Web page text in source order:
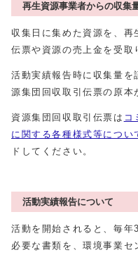
再生資源事業者からの収集
収集日に集めた資源を、
伝票や資源の売上金を受取
活動実績報告時に収集量を
源集団回収取引伝票の原本
資源集団回収取引伝票は コ
に関する各種様式等につい
ドしてください。
活動実績報告について
活動を開始されると、毎年
必要な書類を、環境事業